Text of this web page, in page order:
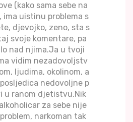
(kako sama sebe na
ima uistinu problema s
djevojko, zeno, sta s
svoje komentare, pa
nad njima.Ja u tvoji
vidim nezadovoljstv
ljudima, okolinom, a
nedovoljne p
u ranom djetistvu.Nik
za sebe nije
narkoman tak